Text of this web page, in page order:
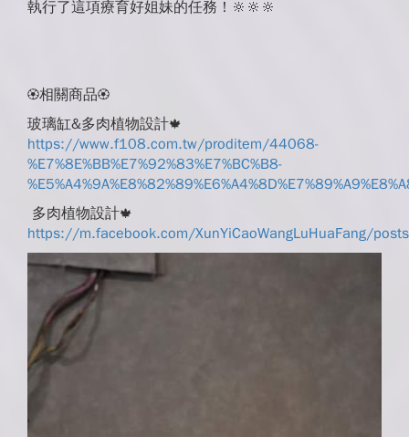
執行了這項療育好姐妹的任務！ 🔆 🔆 🔆
🏵️相關商品🏵️
玻璃缸&多肉植物設計🍁
https://www.f108.com.tw/proditem/44068-
%E7%8E%BB%E7%92%83%E7%BC%B8-
多肉植物設計🍁
https://m.facebook.com/XunYiCaoWangLuHuaFang/